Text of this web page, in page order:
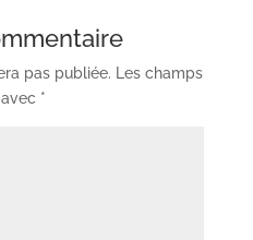
pas publiée.
Les champs
*